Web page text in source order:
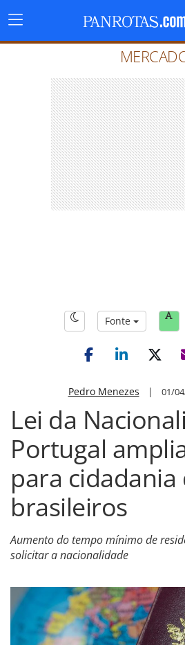
Menu
Principal
Fonte
Pedro Menezes | 01/
Lei da
Portugal
para cidadania
brasileiros
Aumento do tempo mínimo de
solicitar a nacionalidade